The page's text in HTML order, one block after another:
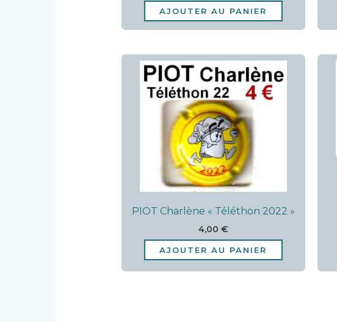
AJOUTER AU PANIER
PIOT Charlène « Téléthon 2022 »
4,00 €
AJOUTER AU PANIER